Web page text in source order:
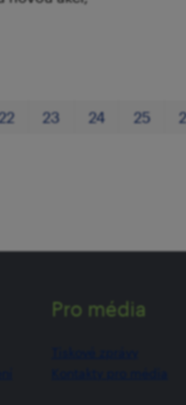
23 24 25
Pro média